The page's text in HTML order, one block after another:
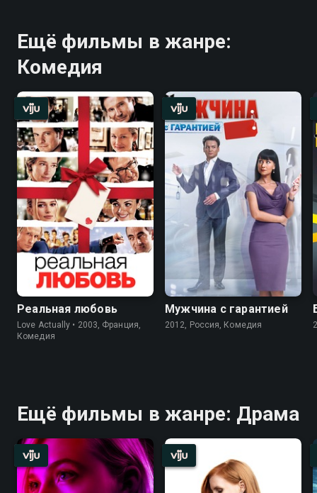
Ещё фильмы в жанре:
Комедия
Реальная любовь
Love Actually • 2003, Франция,
Комедия
Мужчина с гарантией
2012, Россия, Комедия
Ещё фильмы в жанре: Драма